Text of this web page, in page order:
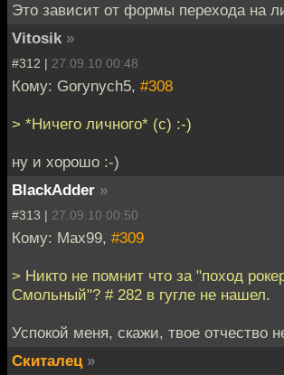
Это зависит от формы перехода на
Vitosik »
#312 | 27.09.10 00:48
Кому: Gorynych5, #308
> *Ничего личного* (с) :-)
ну и хорошо :-)
BlackAdder »
#313 | 27.09.10 00:50
Кому: Max99, #309
> Никто не помнит что за "поход
Смольный"? # 282 в гугле не нашел.
Успокой меня, скажи, твое отчество
Скиталец »